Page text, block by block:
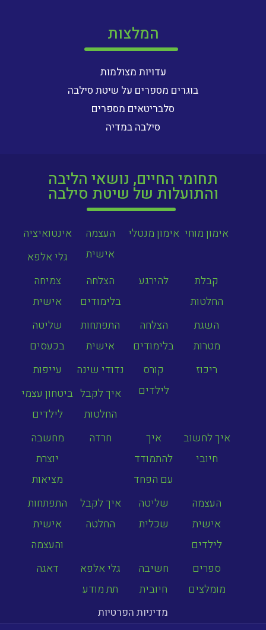
המלצות
עדויות מצולמות
בוגרים מספרים על שיטת סילבה
סלבריטאים מספרים
סילבה במדיה
תחומי החיים, נושאי הליבה
והתועלות של שיטת סילבה
אימון מוחי אימון מנטלי
העצמה
אישית
אינטואיציה
גלי אלפא
קבלת
החלטות
להירגע
הצלחה
בלימודים
צמיחה
אישית
השגת
מטרות
הצלחה
בלימודים
התפתחות
אישית
שליטה
בכעסים
ריכוז
קורס
לילדים
נדודי שינה
עייפות
איך לקבל
החלטות
ביטחון עצמי
לילדים
איך לחשוב
חיובי
איך
להתמודד
עם הפחד
חרדה
מחשבה
יוצרת
מציאות
העצמה
אישית
לילדים
שליטה
שכלית
איך לקבל
החלטה
התפתחות
אישית
והעצמה
ספרים
מומלצים
חשיבה
חיובית
גלי אלפא
תת מודע
דאגה
מדיניות הפרטיות